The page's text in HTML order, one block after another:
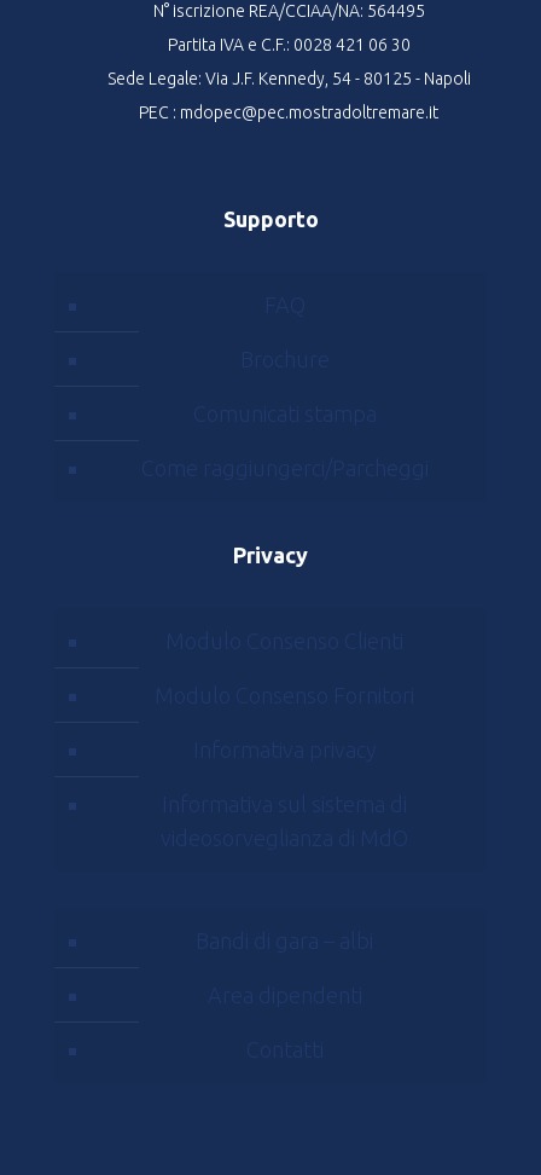
N° iscrizione REA/CCIAA/NA: 564495
Partita IVA e C.F.: 0028 421 06 30
Sede Legale: Via J.F. Kennedy, 54 - 80125 - Napoli
PEC : mdopec@pec.mostradoltremare.it
Supporto
FAQ
Brochure
Comunicati stampa
Come raggiungerci/Parcheggi
Privacy
Modulo Consenso Clienti
Modulo Consenso Fornitori
Informativa privacy
Informativa sul sistema di
videosorveglianza di MdO
Bandi di gara – albi
Area dipendenti
Contatti